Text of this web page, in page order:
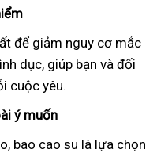
để giảm nguy cơ mắc
dục, giúp bạn và đối
cuộc yêu.
ý muốn
bao cao su là lựa chọn